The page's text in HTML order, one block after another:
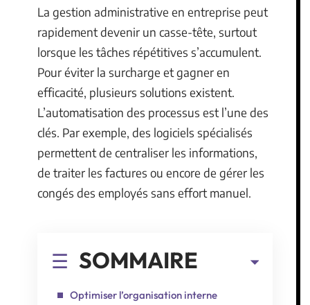
La gestion administrative en entreprise peut
rapidement devenir un casse-tête, surtout
lorsque les tâches répétitives s’accumulent.
Pour éviter la surcharge et gagner en
efficacité, plusieurs solutions existent.
L’automatisation des processus est l’une des
clés. Par exemple, des logiciels spécialisés
permettent de centraliser les informations,
de traiter les factures ou encore de gérer les
congés des employés sans effort manuel.
SOMMAIRE
Optimiser l’organisation interne